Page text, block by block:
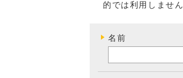
的では利用しません
名前